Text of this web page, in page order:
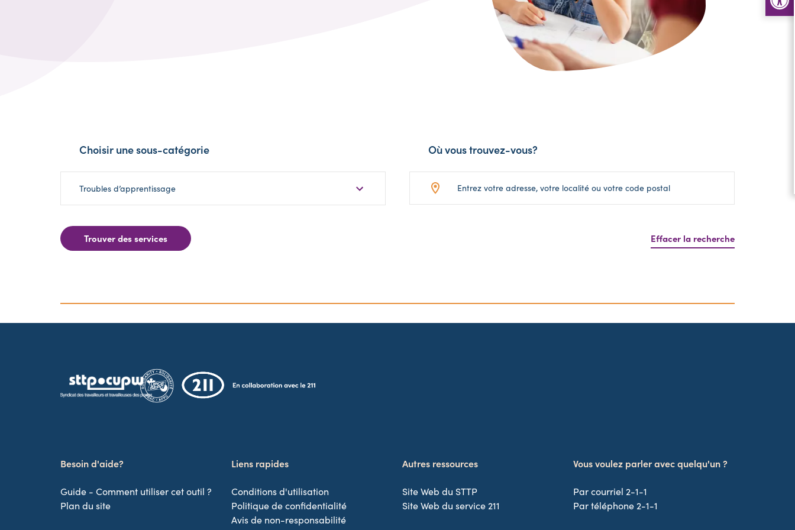
Choisir une sous-catégorie
Troubles d’apprentissage
Où vous trouvez-vous?
Trouver des services Effacer la recherche
Besoin d'aide?
Guide - Comment utiliser cet outil ?
Plan du site
Liens rapides
Conditions d'utilisation
Politique de confidentialité
Avis de non-responsabilité
Autres ressources
Site Web du STTP
Site Web du service 211
Vous voulez parler avec quelqu'un ?
Par courriel 2-1-1
Par téléphone 2-1-1